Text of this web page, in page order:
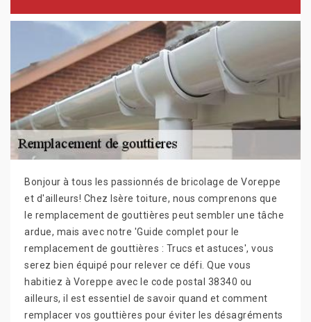
Bonjour à tous les passionnés de bricolage de Voreppe
et d'ailleurs! Chez Isère toiture, nous comprenons que
le remplacement de gouttières peut sembler une tâche
ardue, mais avec notre 'Guide complet pour le
remplacement de gouttières : Trucs et astuces', vous
serez bien équipé pour relever ce défi. Que vous
habitiez à Voreppe avec le code postal 38340 ou
ailleurs, il est essentiel de savoir quand et comment
remplacer vos gouttières pour éviter les désagréments